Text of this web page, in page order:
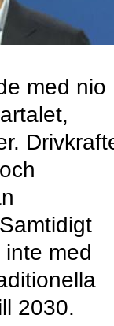
med nio
med
2030.